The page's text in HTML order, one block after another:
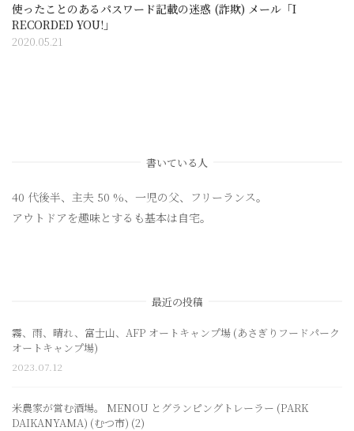
使ったことのあるパスワード記載の迷惑 (詐欺) メール「I
RECORDED YOU!」
2020.05.21
書いている人
40 代後半、主夫 50 %、一児の父、フリーランス。
アウトドアを趣味とするも基本は自宅。
最近の投稿
霧、雨、晴れ、富士山、AFP オートキャンプ場 (あさぎりフードパーク
オートキャンプ場)
2023.07.12
米農家が営む酒場。 MENOU とグランピングトレーラー (PARK
DAIKANYAMA) (むつ市) (2)